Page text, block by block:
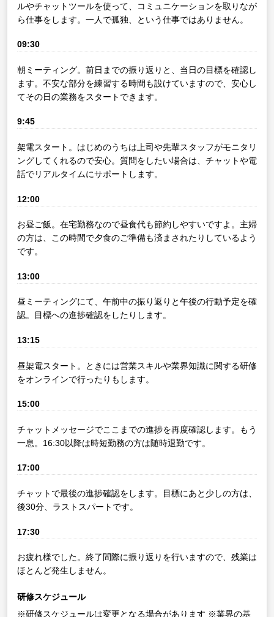
ルやチャットツールを使って、コミュニケーションを取りなが
ら仕事をします。一人で孤独、という仕事ではありません。
09:30
朝ミーティング。前日までの振り返りと、当日の目標を確認し
ます。不安な部分を練習する時間も設けていますので、安心し
てその日の業務をスタートできます。
9:45
架電スタート。はじめのうちは上司や先輩スタッフがモニタリ
ングしてくれるので安心。質問をしたい場合は、チャットや電
話でリアルタイムにサポートします。
12:00
お昼ご飯。在宅勤務なので昼食代も節約しやすいですよ。主婦
の方は、この時間で夕食のご準備も済まされたりしているよう
です。
13:00
昼ミーティングにて、午前中の振り返りと午後の行動予定を確
認。目標への進捗確認をしたりします。
13:15
昼架電スタート。ときには営業スキルや業界知識に関する研修
をオンラインで行ったりもします。
15:00
チャットメッセージでここまでの進捗を再度確認します。もう
一息。16:30以降は時短勤務の方は随時退勤です。
17:00
チャットで最後の進捗確認をします。目標にあと少しの方は、
後30分、ラストスパートです。
17:30
お疲れ様でした。終了間際に振り返りを行いますので、残業は
ほとんど発生しません。
研修スケジュール
※研修スケジュールは変更となる場合があります ※業界の基